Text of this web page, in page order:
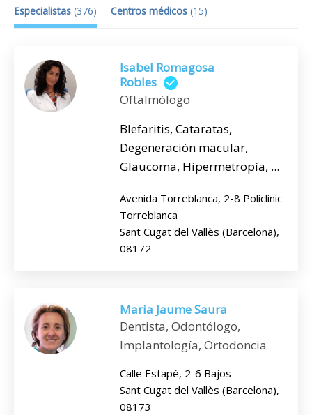
Especialistas (376) Centros médicos (15)
Isabel Romagosa
Robles
Oftalmólogo
Blefaritis, Cataratas,
Degeneración macular,
Glaucoma, Hipermetropía, ...
Avenida Torreblanca, 2-8 Policlinic
Torreblanca
Sant Cugat del Vallès (Barcelona),
08172
Maria Jaume Saura
Dentista, Odontólogo,
Implantología, Ortodoncia
Calle Estapé, 2-6 Bajos
Sant Cugat del Vallès (Barcelona),
08173